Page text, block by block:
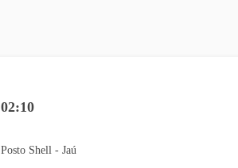
02:10
Posto Shell - Jaú